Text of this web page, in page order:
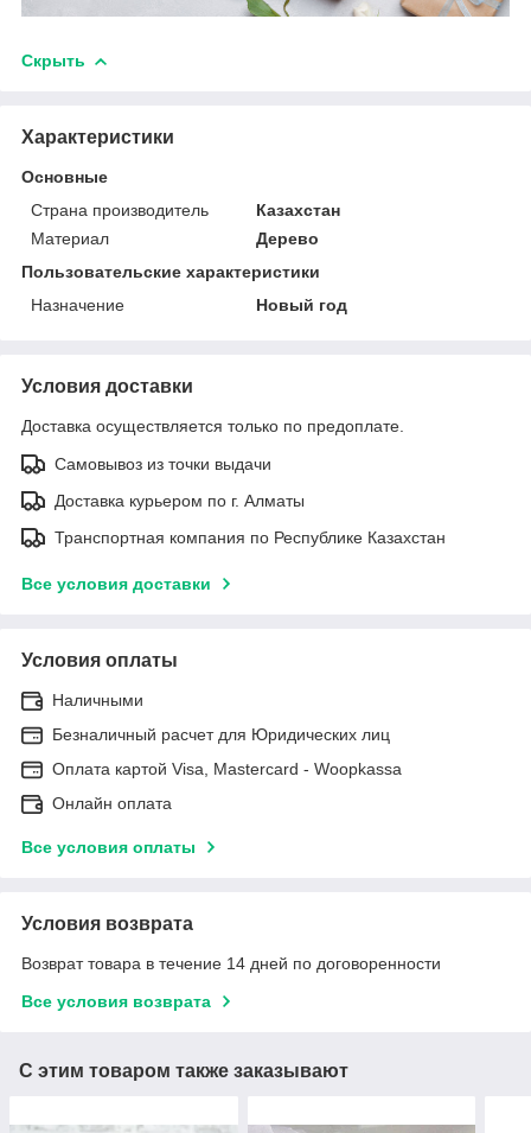
Скрыть
Характеристики
Основные
Страна производитель
Казахстан
Материал
Дерево
Пользовательские характеристики
Назначение
Новый год
Условия доставки
Доставка осуществляется только по предоплате.
Самовывоз из точки выдачи
Доставка курьером по г. Алматы
Транспортная компания по Республике Казахстан
Все условия доставки
Условия оплаты
Наличными
Безналичный расчет для Юридических лиц
Оплата картой Visa, Mastercard - Woopkassa
Онлайн оплата
Все условия оплаты
Условия возврата
Возврат товара в течение 14 дней по договоренности
Все условия возврата
С этим товаром также заказывают